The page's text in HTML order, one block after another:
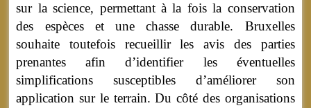
sur la science, permettant à la fois la conservation
des espèces et une chasse durable. Bruxelles
souhaite toutefois recueillir les avis des parties
prenantes afin d’identifier les éventuelles
simplifications susceptibles d’améliorer son
application sur le terrain. Du côté des organisations